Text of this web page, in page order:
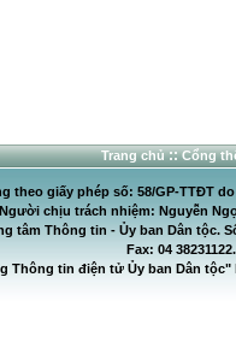
Trang chủ:: Cổng
theo giấy phép số: 58/GP-TTĐT
Người chịu trách nhiệm: Nguyễn
tâm Thông tin - Ủy ban Dân tộc.
Fax: 04
Thông tin điện tử Ủy ban Dân